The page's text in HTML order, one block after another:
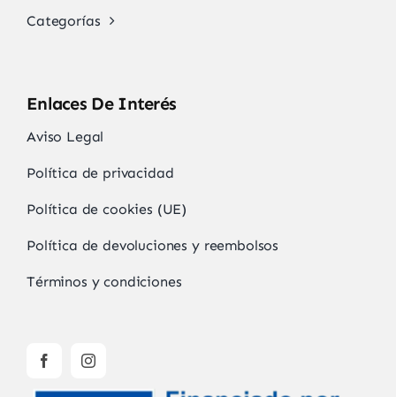
Categorías
Enlaces De Interés
Aviso Legal
Política de privacidad
Política de cookies (UE)
Política de devoluciones y reembolsos
Términos y condiciones